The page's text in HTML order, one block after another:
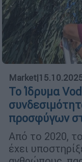
Market|
Το Ίδρυμα
προσφύγων
Από το 2020,
έχει